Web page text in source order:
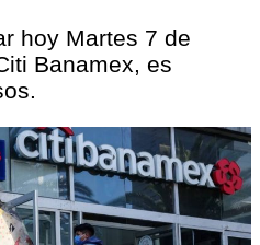
hoy Martes 7 de
Banamex, es